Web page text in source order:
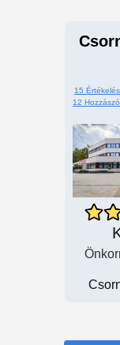
15
12